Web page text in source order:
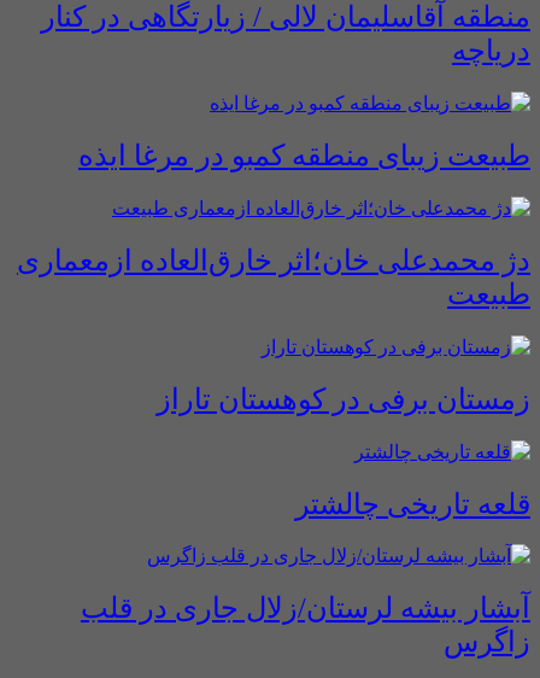
منطقه آقاسلیمان لالی / زیارتگاهی در کنار
دریاچه
طبیعت زیبای منطقه کمبو در مرغا ایذه
دژ محمدعلی خان؛اثر خارق‌العاده ازمعماری
طبیعت
زمستان برفی در کوهستان تاراز
قلعه تاریخی چالشتر
آبشار بیشه لرستان/زلال جاری در قلب
زاگرس